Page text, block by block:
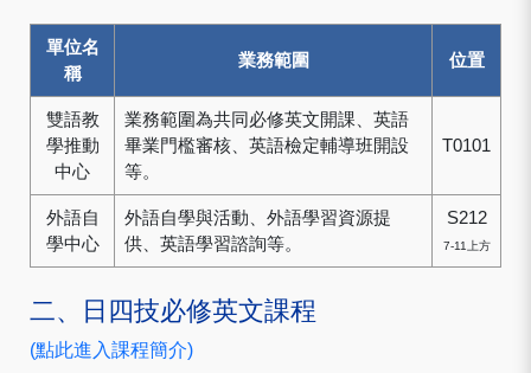
單位名
稱
業務範圍 位置
雙語教
學推動
中心
業務範圍為共同必修英文開課、英語
畢業門檻審核、英語檢定輔導班開設
等。
T0101
外語自
學中心
外語自學與活動、外語學習資源提
供、英語學習諮詢等。
S212
7-11上方
二、日四技必修英文課程
(點此進入課程簡介)